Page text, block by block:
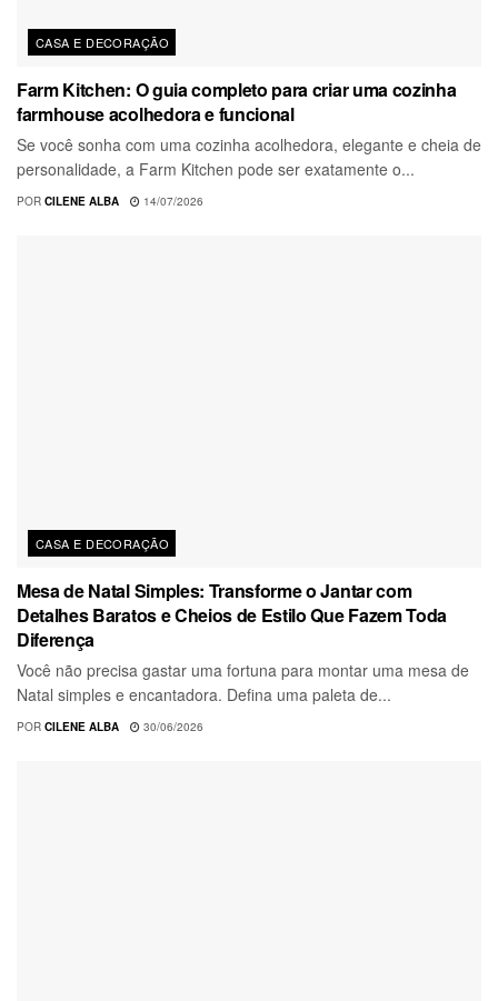
CASA E DECORAÇÃO
Farm Kitchen: O guia completo para criar uma cozinha
farmhouse acolhedora e funcional
Se você sonha com uma cozinha acolhedora, elegante e cheia de
personalidade, a Farm Kitchen pode ser exatamente o...
POR CILENE ALBA 14/07/2026
CASA E DECORAÇÃO
Mesa de Natal Simples: Transforme o Jantar com
Detalhes Baratos e Cheios de Estilo Que Fazem Toda
Diferença
Você não precisa gastar uma fortuna para montar uma mesa de
Natal simples e encantadora. Defina uma paleta de...
POR CILENE ALBA 30/06/2026